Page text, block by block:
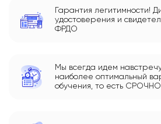
Гарантия легитимности!
удостоверения и
ФРДО
Мы всегда идем
наиболее оптимальный
обучения, то есть СРОЧНО